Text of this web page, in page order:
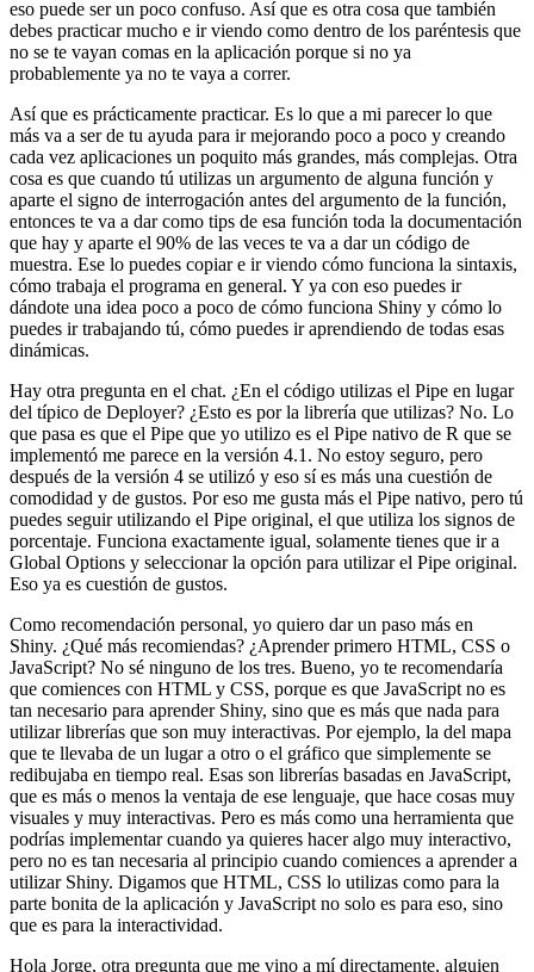
eso puede ser un poco confuso. Así que es otra cosa que también
debes practicar mucho e ir viendo como dentro de los paréntesis que
no se te vayan comas en la aplicación porque si no ya
probablemente ya no te vaya a correr.
Así que es prácticamente practicar. Es lo que a mi parecer lo que
más va a ser de tu ayuda para ir mejorando poco a poco y creando
cada vez aplicaciones un poquito más grandes, más complejas. Otra
cosa es que cuando tú utilizas un argumento de alguna función y
aparte el signo de interrogación antes del argumento de la función,
entonces te va a dar como tips de esa función toda la documentación
que hay y aparte el 90% de las veces te va a dar un código de
muestra. Ese lo puedes copiar e ir viendo cómo funciona la sintaxis,
cómo trabaja el programa en general. Y ya con eso puedes ir
dándote una idea poco a poco de cómo funciona Shiny y cómo lo
puedes ir trabajando tú, cómo puedes ir aprendiendo de todas esas
dinámicas.
Hay otra pregunta en el chat. ¿En el código utilizas el Pipe en lugar
del típico de Deployer? ¿Esto es por la librería que utilizas? No. Lo
que pasa es que el Pipe que yo utilizo es el Pipe nativo de R que se
implementó me parece en la versión 4.1. No estoy seguro, pero
después de la versión 4 se utilizó y eso sí es más una cuestión de
comodidad y de gustos. Por eso me gusta más el Pipe nativo, pero tú
puedes seguir utilizando el Pipe original, el que utiliza los signos de
porcentaje. Funciona exactamente igual, solamente tienes que ir a
Global Options y seleccionar la opción para utilizar el Pipe original.
Eso ya es cuestión de gustos.
Como recomendación personal, yo quiero dar un paso más en
Shiny. ¿Qué más recomiendas? ¿Aprender primero HTML, CSS o
JavaScript? No sé ninguno de los tres. Bueno, yo te recomendaría
que comiences con HTML y CSS, porque es que JavaScript no es
tan necesario para aprender Shiny, sino que es más que nada para
utilizar librerías que son muy interactivas. Por ejemplo, la del mapa
que te llevaba de un lugar a otro o el gráfico que simplemente se
redibujaba en tiempo real. Esas son librerías basadas en JavaScript,
que es más o menos la ventaja de ese lenguaje, que hace cosas muy
visuales y muy interactivas. Pero es más como una herramienta que
podrías implementar cuando ya quieres hacer algo muy interactivo,
pero no es tan necesaria al principio cuando comiences a aprender a
utilizar Shiny. Digamos que HTML, CSS lo utilizas como para la
parte bonita de la aplicación y JavaScript no solo es para eso, sino
que es para la interactividad.
Hola Jorge, otra pregunta que me vino a mí directamente, alguien